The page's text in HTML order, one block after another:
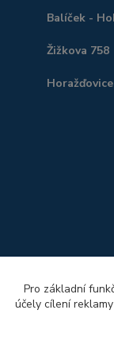
Balíček -
Žižkova 758
Pro základní
účely cílení